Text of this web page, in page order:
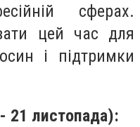
сферах.
цей час для
і підтримки
21 листопада):